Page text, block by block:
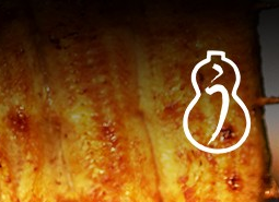
町／半
せ
） うなぎ秋本から